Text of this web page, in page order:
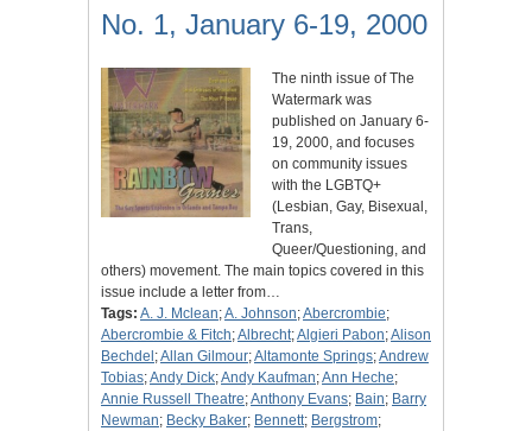
No. 1, January 6-19, 2000
The ninth issue of The
Watermark was
published on January 6-
19, 2000, and focuses
on community issues
with the LGBTQ+
(Lesbian, Gay, Bisexual,
Trans,
Queer/Questioning, and
others) movement. The main topics covered in this
issue include a letter from…
Tags: A. J. Mclean;A. Johnson;Abercrombie;
Abercrombie & Fitch;Albrecht;Algieri Pabon;Alison
Bechdel ;Allan Gilmour;Altamonte Springs;Andrew
Tobias;Andy Dick;Andy Kaufman;Ann Heche;
Annie Russell Theatre;Anthony Evans; Bain; Barry
Newman; Becky Baker; Bennett; Bergstrom;